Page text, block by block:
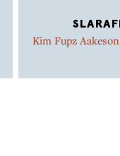
Kim Fupz Aakeson